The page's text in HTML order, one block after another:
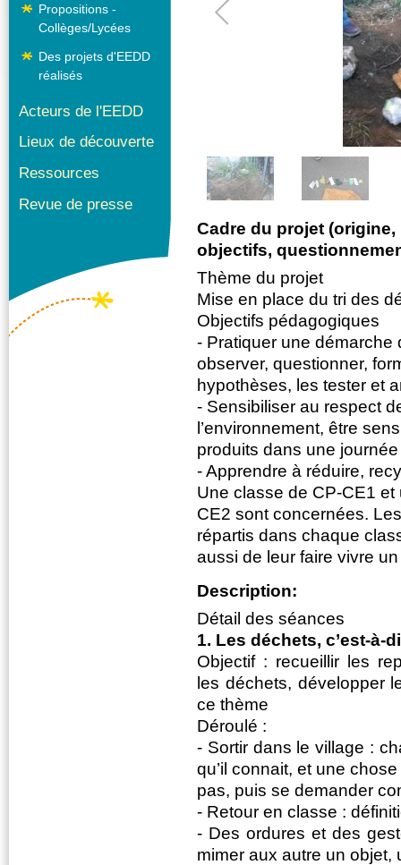
Cadre du projet
objectifs,
Thème du projet
Mise en place du tri des
Objectifs pédagogiques
- Pratiquer une démarche
observer, questionner,
hypothèses, les tester et
- Sensibiliser au respect
l’environnement, être
produits dans une journée
- Apprendre à réduire,
Une classe de CP-CE1
CE2 sont concernées.
répartis dans chaque
aussi de leur faire vivre
Description:
Détail des séances
1. Les déchets, c’est-à-
Objectif : recueillir les
les déchets, développer
ce thème
Déroulé :
- Sortir dans le village :
qu’il connait, et une
pas, puis se demander
- Retour en classe :
- Des ordures et des
mimer aux autre un objet,
Propositions -
Collèges/Lycées
Des projets d'EEDD
réalisés
Acteurs de l'EEDD
Lieux de découverte
Ressources
Revue de presse